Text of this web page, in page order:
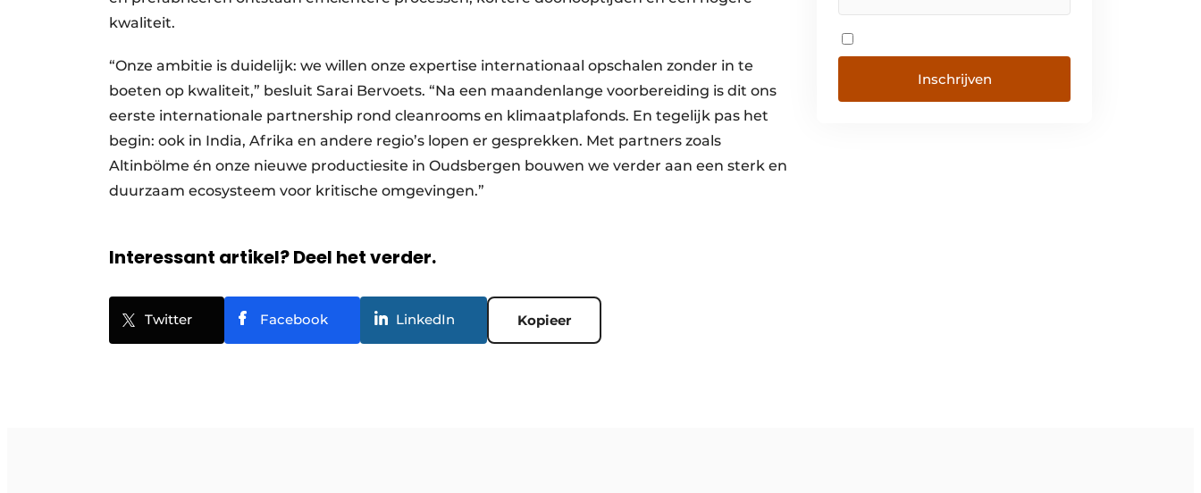
kwaliteit.
“Onze ambitie is duidelijk: we willen onze expertise internationaal opschalen zonder in te
boeten op kwaliteit,” besluit Sarai Bervoets. “Na een maandenlange voorbereiding is dit ons
eerste internationale partnership rond cleanrooms en klimaatplafonds. En tegelijk pas het
begin: ook in India, Afrika en andere regio’s lopen er gesprekken. Met partners zoals
Altinbölme én onze nieuwe productiesite in Oudsbergen bouwen we verder aan een sterk en
duurzaam ecosysteem voor kritische omgevingen.”
Interessant artikel? Deel het verder.
Twitter Facebook LinkedIn Kopieer